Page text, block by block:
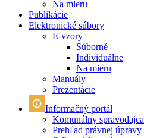
Na mieru
Publikácie
Elektronické súbory
E-vzory
Súborné
Individuálne
Na mieru
Manuály
Prezentácie
Informačný portál
Komunálny spravodajca
Prehľad právnej úpravy